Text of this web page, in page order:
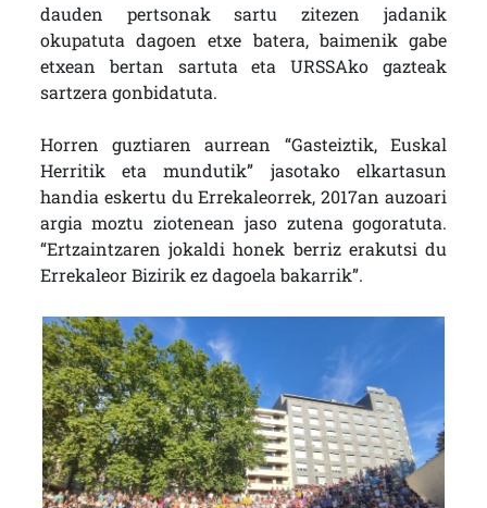
dauden pertsonak sartu zitezen jadanik
okupatuta dagoen etxe batera, baimenik gabe
etxean bertan sartuta eta URSSAko gazteak
sartzera gonbidatuta.
Horren guztiaren aurrean “Gasteiztik, Euskal
Herritik eta mundutik” jasotako elkartasun
handia eskertu du Errekaleorrek, 2017an auzoari
argia moztu ziotenean jaso zutena gogoratuta.
“Ertzaintzaren jokaldi honek berriz erakutsi du
Errekaleor Bizirik ez dagoela bakarrik”.